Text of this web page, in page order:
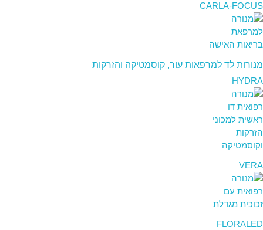
CARLA-FOCUS
מנורות לד למרפאות עור, קוסמטיקה והזרקות
HYDRA
VERA
FLORALED